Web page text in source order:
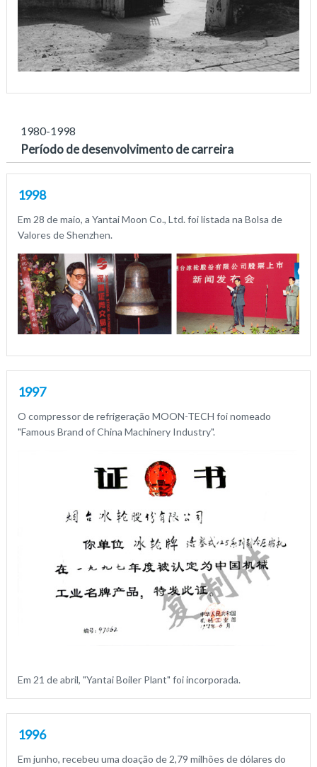
1980-1998
Período de desenvolvimento de carreira
1998
Em 28 de maio, a Yantai Moon Co., Ltd. foi listada na Bolsa de
Valores de Shenzhen.
1997
O compressor de refrigeração MOON-TECH foi nomeado
"Famous Brand of China Machinery Industry".
Em 21 de abril, "Yantai Boiler Plant" foi incorporada.
1996
Em junho, recebeu uma doação de 2,79 milhões de dólares do